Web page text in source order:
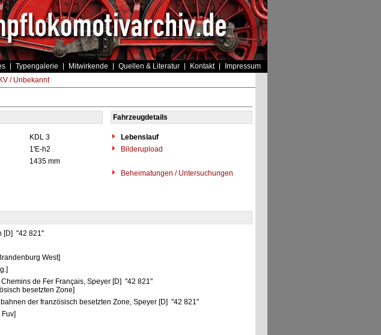
Typengalerie Mitwirkende Quellen & Literatur Kontakt Impressum
KV / Unbekannt
Fahrzeugdetails
KDL 3
Lebenslauf
1'E-h2
Bilderupload
1435 mm
Beheimatungen / Untersuchungen
[D] "42 821"
West]
de Fer Français, Speyer [D] "42 821"
besetzten Zone]
der französisch besetzten Zone, Speyer [D] "42 821"